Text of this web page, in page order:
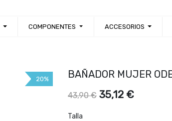
COMPONENTES ACCESORIOS
20% BAÑADOR MUJER
43,90€ 35,12 €
Talla